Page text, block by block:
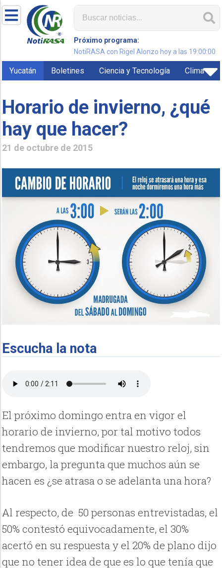
Próximo programa:
NotiRASA con Rigel Alonzo hoy a las 19:00:00
Yucatán Boletines Ciencia y Tecnología Clima
Horario de invierno, ¿qué
hay que hacer?
21 de octubre de 2015
Escucha la nota
El próximo domingo entra en vigor el
horario de invierno, por tal motivo todos
tendremos que modificar nuestro reloj, sin
embargo, la pregunta que muchos aún se
hacen es ¿se atrasa o se adelanta una hora?
Al respecto, de 50 personas entrevistadas, el
50% contestó equivocadamente, el 30%
acertó en su respuesta y el 20% de plano dijo
que no tener idea de que es lo que tenía que